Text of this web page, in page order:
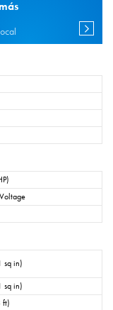
sq in)
sq in)
ft)